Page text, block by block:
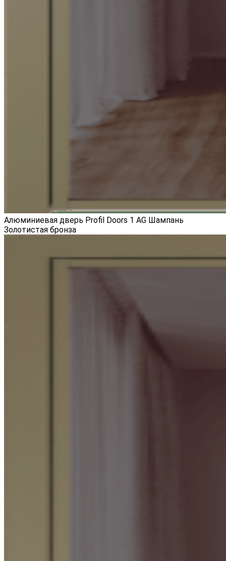
Алюминиевая дверь Profil Doors 1 AG Шампань
Золотистая бронза